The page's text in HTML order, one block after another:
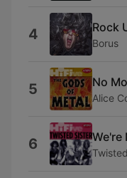
4 Rock
Borus
5 No
Alice
6 We're